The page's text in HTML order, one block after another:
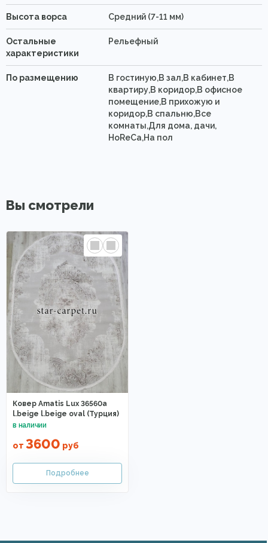
Высота ворса Средний (7-11 мм)
Остальные
характеристики
Рельефный
По размещению
В гостиную,В зал,В кабинет,В
квартиру,В коридор,В офисное
помещение,В прихожую и
коридор,В спальню,Все
комнаты,Для дома, дачи,
HoReCa,На пол
Вы смотрели
Ковер Amatis Lux 36560a
l.beige l.beige oval (Турция)
от 3600 руб